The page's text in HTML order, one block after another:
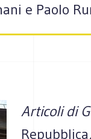
e Paolo
Articoli di
Repubblica